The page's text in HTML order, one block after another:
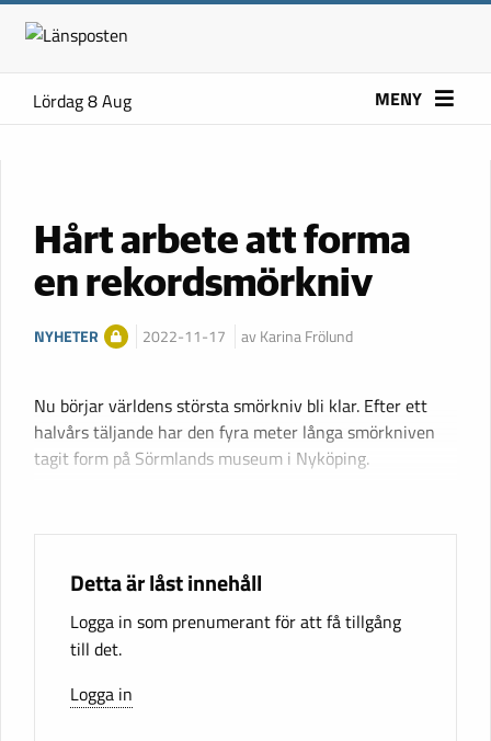
Lördag 8 Aug MENY
Hårt arbete att forma
en rekordsmörkniv
NYHETER 2022-11-17 av Karina Frölund
Nu börjar världens största smörkniv bli klar. Efter ett
halvårs täljande har den fyra meter långa smörkniven
tagit form på Sörmlands museum i Nyköping.
Detta är låst innehåll
Logga in som prenumerant för att få tillgång
till det.
Logga in